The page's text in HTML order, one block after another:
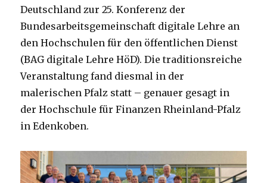
Deutschland zur 25. Konferenz der
Bundesarbeitsgemeinschaft digitale Lehre an
den Hochschulen für den öffentlichen Dienst
(BAG digitale Lehre HöD). Die traditionsreiche
Veranstaltung fand diesmal in der
malerischen Pfalz statt – genauer gesagt in
der Hochschule für Finanzen Rheinland-Pfalz
in Edenkoben.